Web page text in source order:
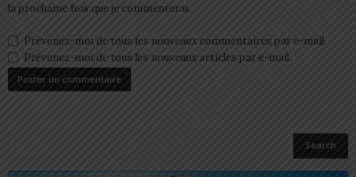
la prochaine fois que je commenterai.
Prévenez-moi de tous les nouveaux commentaires par e-mail.
Prévenez-moi de tous les nouveaux articles par e-mail.